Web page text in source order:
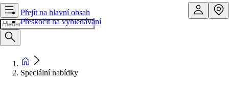
Přejít na hlavní obsah
Přeskočit na vyhledávání
Speciální nabídky